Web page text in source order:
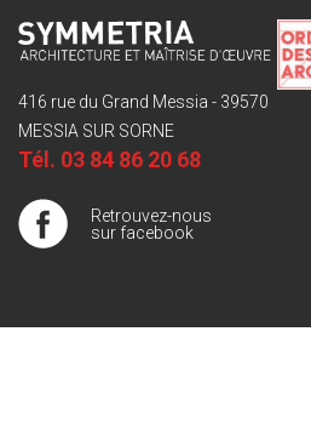
416 rue du Grand Messia - 39570
MESSIA SUR SORNE
Tél. 03 84 86 20 68
Retrouvez-nous
sur facebook